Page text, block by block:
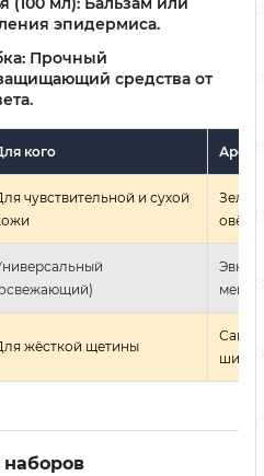
эпидермиса.
Прочный
средства от
кого
чувствительной и сухой
овёс
жёсткой щетины
ши